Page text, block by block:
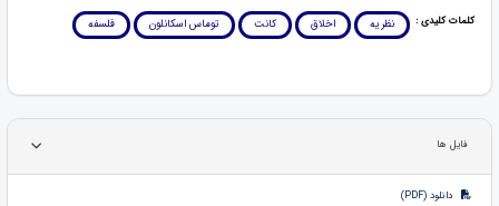
کلمات کلیدی : نظریه اخلاق کانت توماس اسکانلون فلسفه
فایل ها
دانلود (PDF)